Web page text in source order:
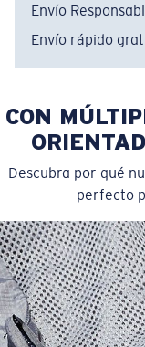
de adentro hacia
blanqueador. No
Nombre del
Color:Azul Claro
Tamaño:S
SIZES 1. CHEST
Envío
Envío rápido
CON
Descubra por qué
perfecto